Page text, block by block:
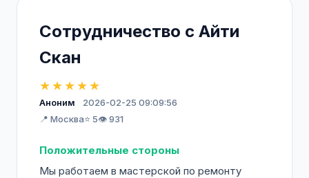
Сотрудничество с Айти
Скан
★★★★★
Аноним
2026-02-25 09:09:56
📍 Москва⭐ 5👁️ 931
Положительные стороны
Мы работаем в мастерской по ремонту